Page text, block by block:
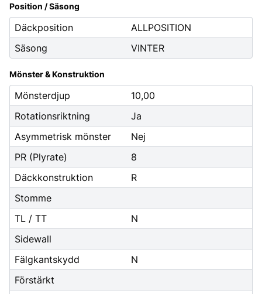
Position / Säsong
Däckposition
ALLPOSITION
Säsong
VINTER
Mönster & Konstruktion
Mönsterdjup
10,00
Rotationsriktning
Ja
Asymmetrisk mönster
Nej
PR (Plyrate)
8
Däckkonstruktion
R
Stomme
TL / TT
N
Sidewall
Fälgkantskydd
N
Förstärkt